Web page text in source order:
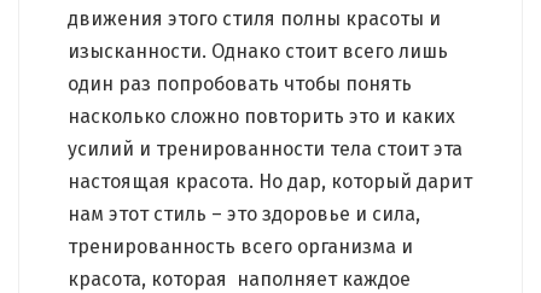
движения этого стиля полны красоты и
изысканности. Однако стоит всего лишь
один раз попробовать чтобы понять
насколько сложно повторить это и каких
усилий и тренированности тела стоит эта
настоящая красота. Но дар, который дарит
нам этот стиль – это здоровье и сила,
тренированность всего организма и
красота, которая наполняет каждое